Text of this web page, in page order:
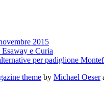
2015
e Curia
per padiglione
theme by Michael Oeser